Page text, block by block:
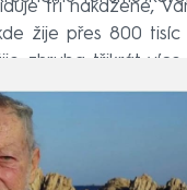
tři nakažené,
žije přes 800 tisíc
zhruba třikrát